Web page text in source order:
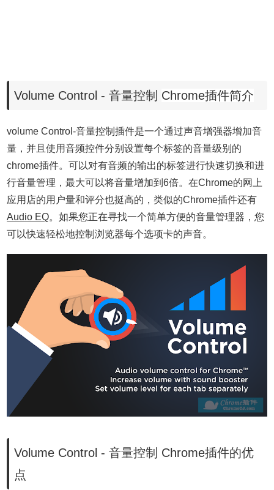
Volume Control - 音量控制 Chrome插件简介
volume Control-音量控制插件是一个通过声音增强器增加音
量，并且使用音频控件分别设置每个标签的音量级别的
chrome插件。可以对有音频的输出的标签进行快速切换和进
行音量管理，最大可以将音量增加到6倍。在Chrome的网上
应用店的用户量和评分也挺高的，类似的Chrome插件还有
Audio EQ。如果您正在寻找一个简单方便的音量管理器，您
可以快速轻松地控制浏览器每个选项卡的声音。
Volume Control - 音量控制 Chrome插件的优
点